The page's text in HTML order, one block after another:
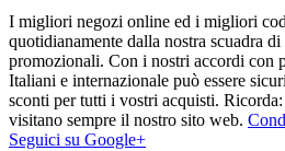
I migliori negozi online ed i migliori
quotidianamente dalla nostra scuadra
promozionali. Con i nostri accordi con
Italiani e internazionale può essere
sconti per tutti i vostri acquisti.
visitano sempre il nostro sito web.
Seguici su Google+